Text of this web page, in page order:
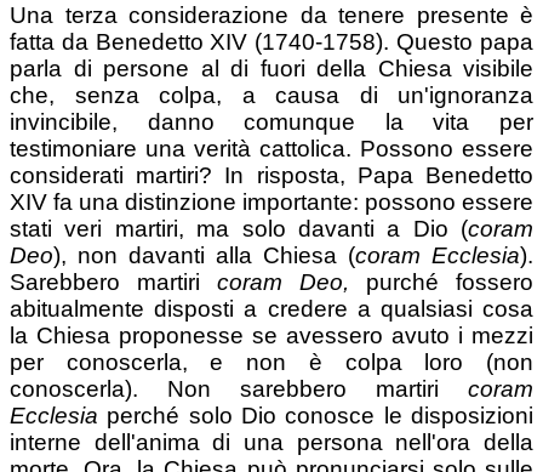
Una terza considerazione da tenere presente è
fatta da Benedetto XIV (1740-1758). Questo papa
parla di persone al di fuori della Chiesa visibile
che, senza colpa, a causa di un'ignoranza
invincibile, danno comunque la vita per
testimoniare una verità cattolica. Possono essere
considerati martiri? In risposta, Papa Benedetto
XIV fa una distinzione importante: possono essere
stati veri martiri, ma solo davanti a Dio (coram
Deo), non davanti alla Chiesa (coram Ecclesia).
Sarebbero martiri coram Deo, purché fossero
abitualmente disposti a credere a qualsiasi cosa
la Chiesa proponesse se avessero avuto i mezzi
per conoscerla, e non è colpa loro (non
conoscerla). Non sarebbero martiri coram
Ecclesia perché solo Dio conosce le disposizioni
interne dell'anima di una persona nell'ora della